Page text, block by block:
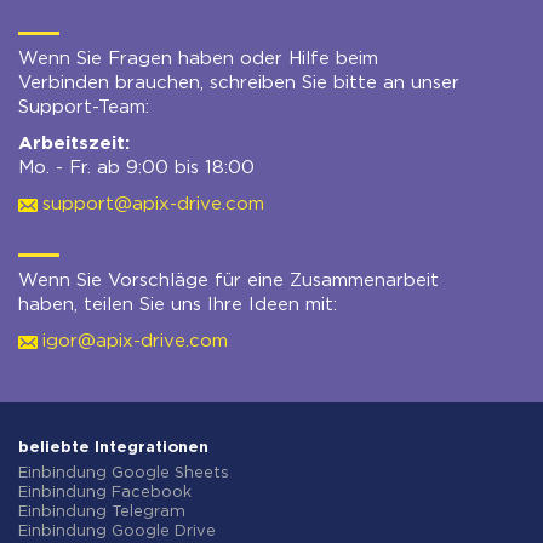
Wenn Sie Fragen haben oder Hilfe beim
Verbinden brauchen, schreiben Sie bitte an unser
Support-Team:
Arbeitszeit:
Mo. - Fr. ab 9:00 bis 18:00
support@apix-drive.com
Wenn Sie Vorschläge für eine Zusammenarbeit
haben, teilen Sie uns Ihre Ideen mit:
igor@apix-drive.com
beliebte Integrationen
Einbindung Google Sheets
Einbindung Facebook
Einbindung Telegram
Einbindung Google Drive